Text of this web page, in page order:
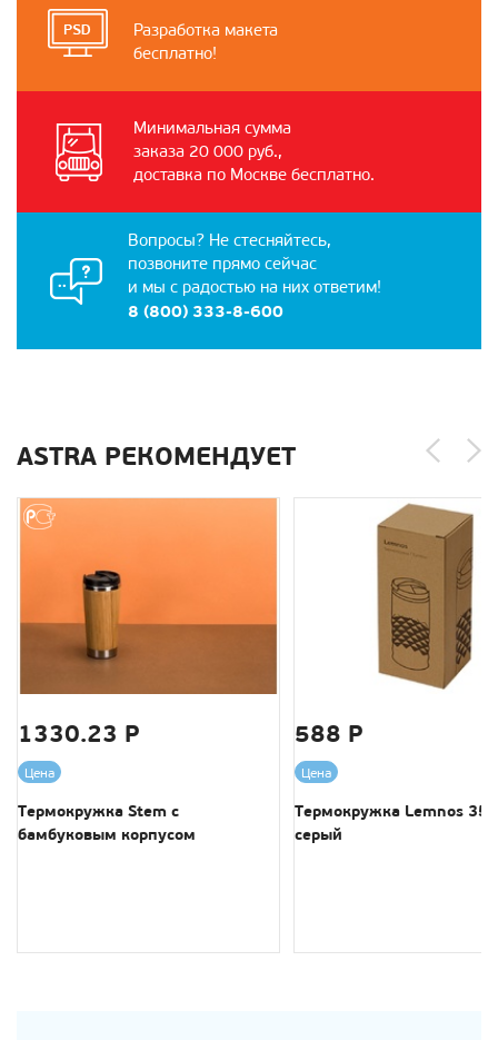
Разработка макета
бесплатно!
Минимальная сумма
заказа 20 000 руб.,
доставка по Москве бесплатно.
Вопросы? Не стесняйтесь,
позвоните прямо сейчас
и мы с радостью на них ответим!
8 (800) 333-8-600
ASTRA РЕКОМЕНДУЕТ
1330.23 Р
Цена
Термокружка Stem с
бамбуковым корпусом
588 Р
Цена
Термокружка Lemnos
серый